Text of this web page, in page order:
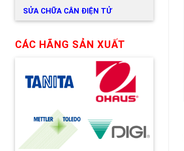
SỬA CHỮA CÂN ĐIỆN TỬ
CÁC HÃNG SẢN XUẤT